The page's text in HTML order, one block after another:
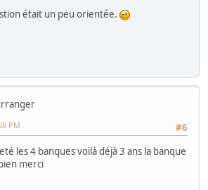
était un peu orientée.
#6
PM
les 4 banques voilà déjà 3 ans la banque
merci